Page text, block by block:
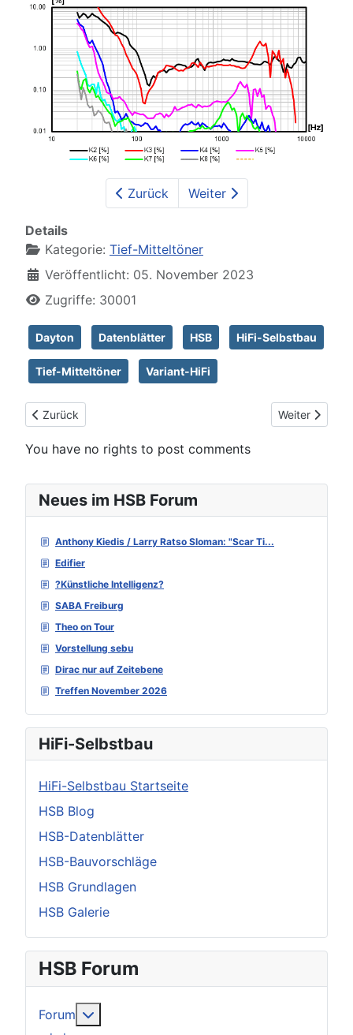
Neues im HSB Forum
Anthony Kiedis / Larry Ratso Sloman: "Scar Ti...
Edifier
?Künstliche Intelligenz?
SABA Freiburg
Theo on Tour
Vorstellung sebu
Dirac nur auf Zeitebene
Treffen November 2026
HiFi-Selbstbau
HiFi-Selbstbau Startseite
HSB Blog
HSB-Datenblätter
HSB-Bauvorschläge
HSB Grundlagen
HSB Galerie
HSB Forum
Forum
Zurück Weiter
Details
Kategorie: Tief-Mitteltöner
Veröffentlicht: 05. November 2023
Zugriffe: 30001
Dayton Datenblätter HSB HiFi-Selbstbau
Tief-Mitteltöner Variant-HiFi
Vorheriger Beitrag: Redcatt 101NPMX-8
Zurück Nächster
Weiter
You have no rights to post comments